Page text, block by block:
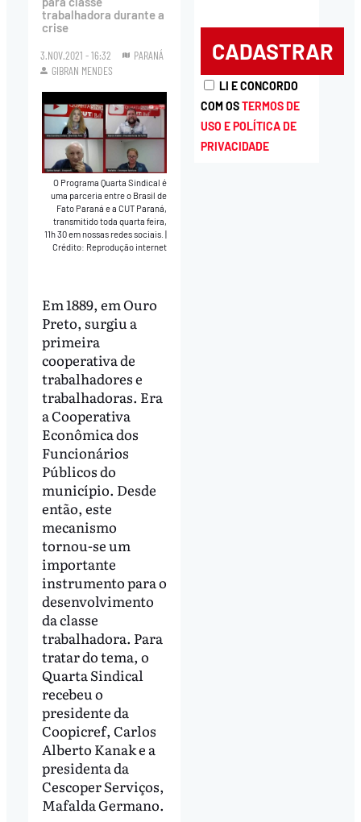
trabalhadora durante a
crise
3.NOV.2021 - 16:32
PARANÁ
GIBRAN MENDES
O Programa Quarta Sindical é
uma parceria entre o Brasil de
Fato Paraná e a CUT Paraná,
transmitido toda quarta feira,
11h 30 em nossas redes sociais.|
Crédito: Reprodução internet
Em 1889, em Ouro
Preto, surgiu a
primeira
cooperativa de
trabalhadores e
trabalhadoras. Era
a Cooperativa
Econômica dos
Funcionários
Públicos do
município. Desde
então, este
mecanismo
tornou-se um
importante
instrumento para o
desenvolvimento
da classe
trabalhadora. Para
tratar do tema, o
Quarta Sindical
recebeu o
presidente da
Coopicref, Carlos
Alberto Kanak e a
presidenta da
Cescoper Serviços,
Mafalda Germano.
LI E CONCORDO
COM OSTERMOS DE
USO E POLÍTICA DE
PRIVACIDADE